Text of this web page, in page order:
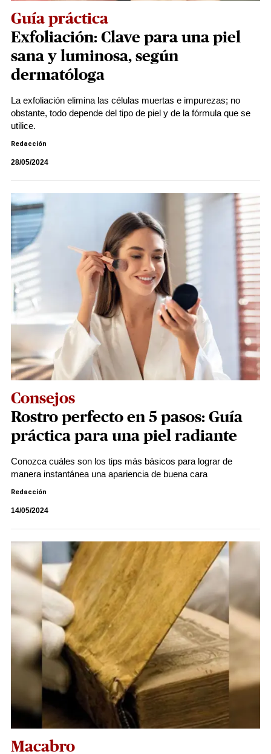
Guía práctica
Exfoliación: Clave para una piel
sana y luminosa, según
dermatóloga
La exfoliación elimina las células muertas e impurezas; no
obstante, todo depende del tipo de piel y de la fórmula que se
utilice.
Redacción
28/05/2024
Consejos
Rostro perfecto en 5 pasos: Guía
práctica para una piel radiante
Conozca cuáles son los tips más básicos para lograr de
manera instantánea una apariencia de buena cara
Redacción
14/05/2024
Macabro